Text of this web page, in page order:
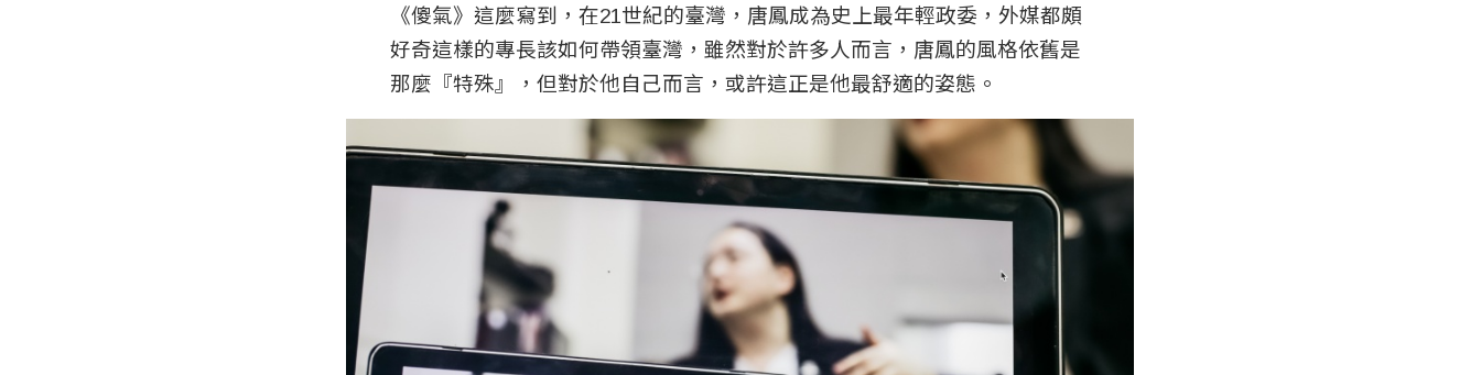
《傻氣》這麼寫到，在21世紀的臺灣，唐鳳成為史上最年輕政委，外媒都頗
好奇這樣的專長該如何帶領臺灣，雖然對於許多人而言，唐鳳的風格依舊是
那麼『特殊』，但對於他自己而言，或許這正是他最舒適的姿態。